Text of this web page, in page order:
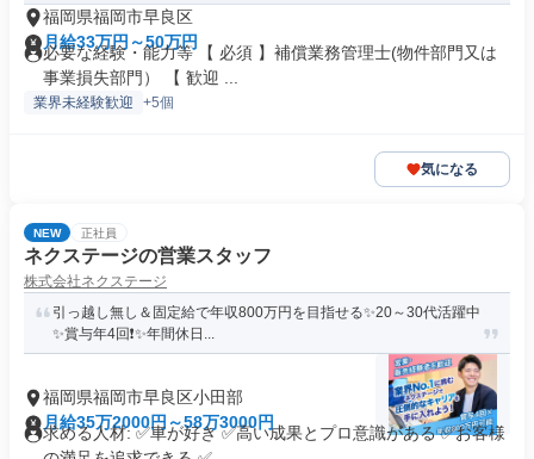
福岡県福岡市早良区
月給33万円～50万円
必要な経験・能力等 【 必須 】補償業務管理士(物件部門又は
事業損失部門） 【 歓迎 ...
業界未経験歓迎 +5個
気になる
NEW 正社員
ネクステージの営業スタッフ
株式会社ネクステージ
引っ越し無し＆固定給で年収800万円を目指せる✨20～30代活躍中
✨賞与年4回❗✨年間休日...
福岡県福岡市早良区小田部
月給35万2000円～58万3000円
求める人材: ✅車が好き ✅高い成果とプロ意識がある ✅お客様